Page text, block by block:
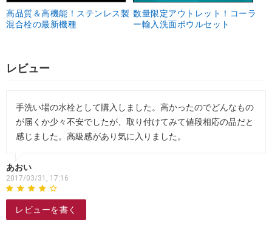
高品質＆高機能！ステンレス製
混合栓の最新機種
数量限定アウトレット！コーラ
ー輸入洗面ボウルセット
レビュー
手洗い場の水栓として購入しました。高かったのでどんなもの
が届くか少々不安でしたが、取り付けてみて値段相応の品だと
感じました。高級感があり気に入りました。
あおい
2017/03/31, 17:16
レビューを書く